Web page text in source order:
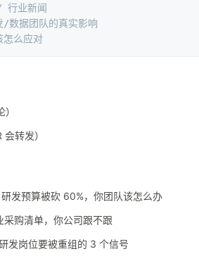
业新闻
/数据团队的真实影响
怎么应对
转发）
发预算被砍 60%，你团队该怎么办
购清单，你公司跟不跟
发岗位要被重组的 3 个信号